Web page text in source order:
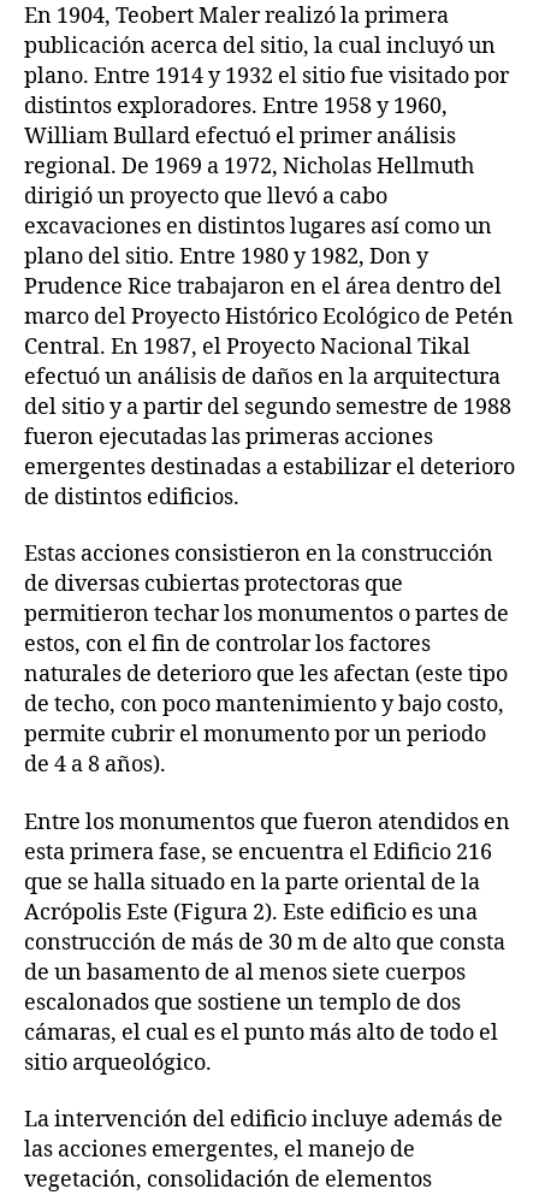
En 1904, Teobert Maler realizó la primera
publicación acerca del sitio, la cual incluyó un
plano. Entre 1914 y 1932 el sitio fue visitado por
distintos exploradores. Entre 1958 y 1960,
William Bullard efectuó el primer análisis
regional. De 1969 a 1972, Nicholas Hellmuth
dirigió un proyecto que llevó a cabo
excavaciones en distintos lugares así como un
plano del sitio. Entre 1980 y 1982, Don y
Prudence Rice trabajaron en el área dentro del
marco del Proyecto Histórico Ecológico de Petén
Central. En 1987, el Proyecto Nacional Tikal
efectuó un análisis de daños en la arquitectura
del sitio y a partir del segundo semestre de 1988
fueron ejecutadas las primeras acciones
emergentes destinadas a estabilizar el deterioro
de distintos edificios.
Estas acciones consistieron en la construcción
de diversas cubiertas protectoras que
permitieron techar los monumentos o partes de
estos, con el fin de controlar los factores
naturales de deterioro que les afectan (este tipo
de techo, con poco mantenimiento y bajo costo,
permite cubrir el monumento por un periodo
de 4 a 8 años).
Entre los monumentos que fueron atendidos en
esta primera fase, se encuentra el Edificio 216
que se halla situado en la parte oriental de la
Acrópolis Este (Figura 2). Este edificio es una
construcción de más de 30 m de alto que consta
de un basamento de al menos siete cuerpos
escalonados que sostiene un templo de dos
cámaras, el cual es el punto más alto de todo el
sitio arqueológico.
La intervención del edificio incluye además de
las acciones emergentes, el manejo de
vegetación, consolidación de elementos